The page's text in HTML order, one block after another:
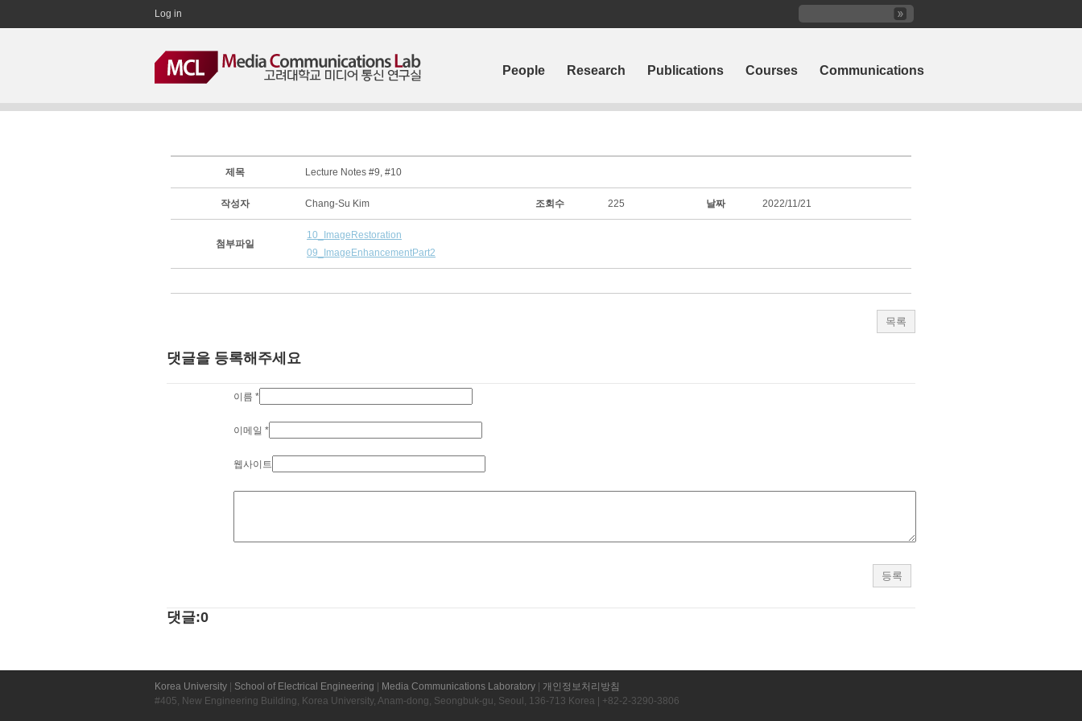
Log in
People Research Publications Courses Communications
제목 Lecture Notes #9, #10
작성자 Chang-Su Kim 조회수 225 날짜 2022/11/21
첨부파일
10_ImageRestoration
09_ImageEnhancementPart2
댓글을 등록해주세요
이름 *
이메일 *
웹사이트
댓글:0
Korea University School of Electrical Engineering Media Communications Laboratory
개인정보처리방침
#405, New Engineering Building, Korea University, Anam-dong, Seongbuk-gu, Seoul, 136-713 Korea | +82-2-3290-3806